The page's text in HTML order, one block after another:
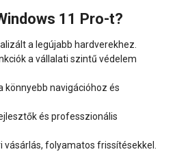
11 Pro-t?
a legújabb hardverekhez.
a vállalati szintű védelem
könnyebb navigációhoz és
és professzionális
vásárlás, folyamatos frissítésekkel.